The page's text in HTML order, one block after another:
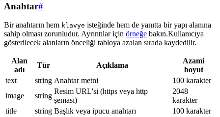
Anahtar#
Bir anahtarın hem klavye isteğinde hem de yanıtta bir yapı alanına
sahip olması zorunludur. Ayrıntılar için örneğe bakın.Kullanıcıya
gösterilecek alanların önceliği tabloya azalan sırada kaydedilir.
Alan
adı
Tür Açıklama
Azami
boyut
text
string Anahtar metni
100 karakter
image
string
Resim URL'si (https veya http
şeması)
2048
karakter
title
string Başlık veya ipucu anahtarı
100 karakter